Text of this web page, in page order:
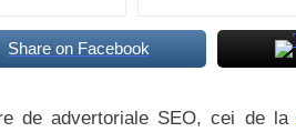
Share on Facebook
de advertoriale SEO, cei de la